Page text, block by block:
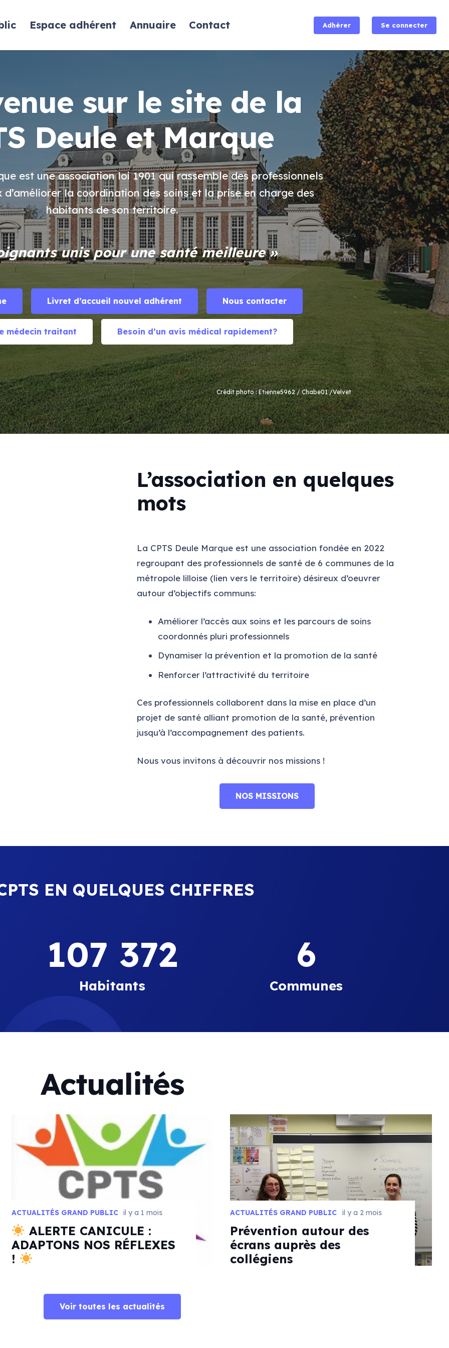
Espace adhérent Annuaire Contact Adhérer Se connecter
sur le site de la
Deule et Marque
est une association loi 1901 qui rassemble des professionnels
d’améliorer la coordination des soins et la prise en charge des
habitants de son territoire.
unis pour une santé meilleure »
Livret d’accueil nouvel adhérent Nous contacter
médecin traitant Besoin d’un avis médical rapidement?
Crédit photo : Etienne5962/Chabe01/Velvet
L’association en quelques
mots
La CPTS Deule Marque est une association fondée en 2022
regroupant des professionnels de santé de 6 communes de la
métropole lilloise (lien vers le territoire) désireux d’oeuvrer
autour d’objectifs communs:
Améliorer l’accès aux soins et les parcours de soins
coordonnés pluri professionnels
Dynamiser la prévention et la promotion de la santé
Renforcer l’attractivité du territoire
Ces professionnels collaborent dans la mise en place d’un
projet de santé alliant promotion de la santé, prévention
jusqu’à l’accompagnement des patients.
Nous vous invitons à découvrir nos missions !
NOS MISSIONS
EN QUELQUES CHIFFRES
107 372
Habitants
6
Communes
Actualités
ACTUALITÉS GRAND PUBLIC il y a 1 mois
ALERTE CANICULE :
ADAPTONS NOS RÉFLEXES
!
ACTUALITÉS GRAND PUBLIC il y a 2 mois
Prévention autour des
écrans auprès des
collégiens
Voir toutes les actualités